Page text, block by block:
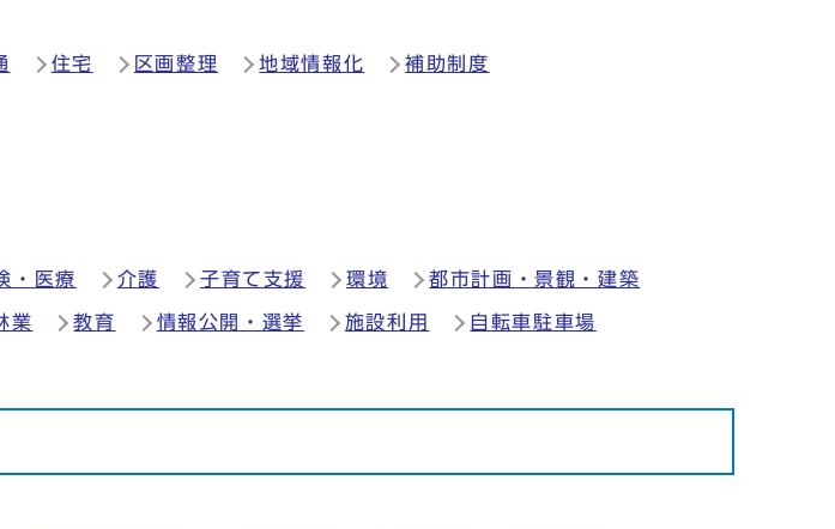
住宅 区画整理 地域情報化 補助制度
・医療 介護 子育て支援 環境 都市計画・景観・建築
業 教育 情報公開・選挙 施設利用 自転車駐車場